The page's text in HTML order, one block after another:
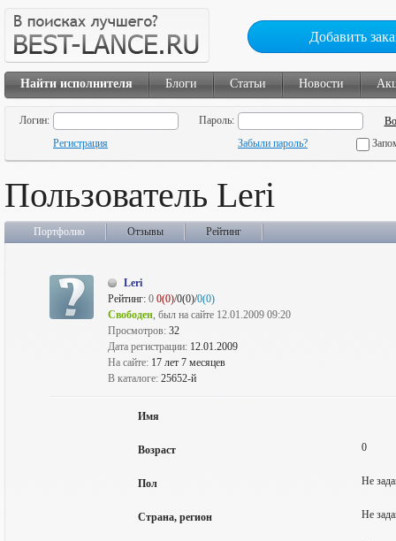
Добавить
Найти исполнителя Блоги Статьи Новости
Логин:
Пароль:
Регистрация
Забыли пароль?
Пользователь Leri
Портфолио Отзывы Рейтинг
Leri
Рейтинг: 0 0(0)/0(0)/0(0)
Свободен, был на сайте 12.01.2009 09:20
Просмотров: 32
Дата регистрации: 12.01.2009
На сайте: 17 лет 7 месяцев
В каталоге: 25652-й
Имя
Возраст 0
Пол Не
Страна, регион Не